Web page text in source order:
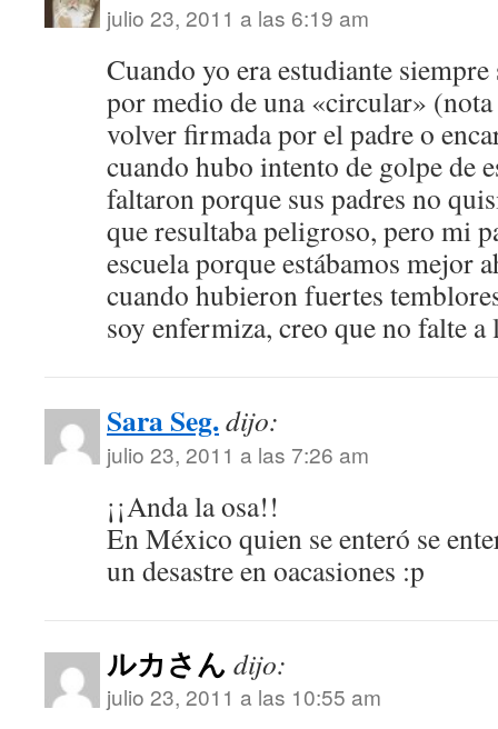
julio 23, 2011 a las 6:19 am
Cuando yo era estudiante siempre
por medio de una «circular»
volver firmada por el padre o
cuando hubo intento de golpe de
faltaron porque sus padres no
que resultaba peligroso, pero mi
escuela porque estábamos mejor
cuando hubieron fuertes
soy enfermiza, creo que no falte a
Sara Seg.dijo:
julio 23, 2011 a las 7:26 am
¡¡Anda la osa!!
En México quien se enteró se
un desastre en oacasiones :p
ルカさん dijo:
julio 23, 2011 a las 10:55 am